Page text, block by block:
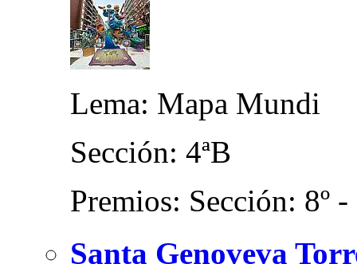
Lema: Mapa Mundi
Sección: 4ªB
Premios: Sección: 8º
Santa Genoveva